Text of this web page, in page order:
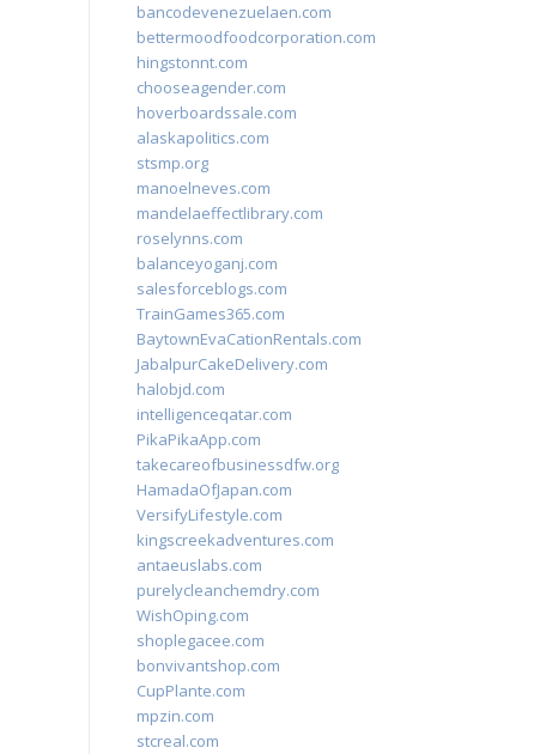
bancodevenezuelaen.com
bettermoodfoodcorporation.com
hingstonnt.com
chooseagender.com
hoverboardssale.com
alaskapolitics.com
stsmp.org
manoelneves.com
mandelaeffectlibrary.com
roselynns.com
balanceyoganj.com
salesforceblogs.com
TrainGames365.com
BaytownEvaCationRentals.com
JabalpurCakeDelivery.com
halobjd.com
intelligenceqatar.com
PikaPikaApp.com
takecareofbusinessdfw.org
HamadaOfJapan.com
VersifyLifestyle.com
kingscreekadventures.com
antaeuslabs.com
purelycleanchemdry.com
WishOping.com
shoplegacee.com
bonvivantshop.com
CupPlante.com
mpzin.com
stcreal.com